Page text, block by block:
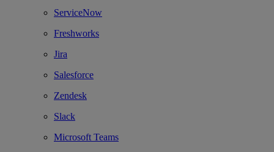
ServiceNow
Freshworks
Jira
Salesforce
Zendesk
Slack
Microsoft Teams